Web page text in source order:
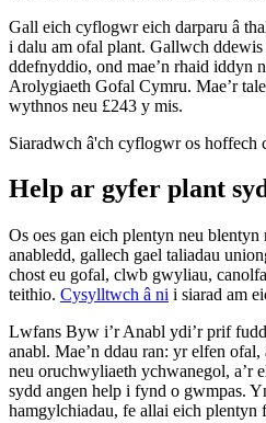
Gall eich cyflogwr eich darparu â
i dalu am ofal plant. Gallwch
ddefnyddio, ond mae’n rhaid iddyn
Arolygiaeth Gofal Cymru. Mae’r
wythnos neu £243 y mis.
Siaradwch â'ch cyflogwr os hoffech
Help ar gyfer plant
Os oes gan eich plentyn neu
anabledd, gallech gael taliadau
chost eu gofal, clwb gwyliau,
teithio. Cysylltwch â ni i siarad am
Lwfans Byw i’r Anabl ydi’r prif
anabl. Mae’n ddau ran: yr elfen
neu oruchwyliaeth ychwanegol, a’r
sydd angen help i fynd o gwmpas.
hamgylchiadau, fe allai eich